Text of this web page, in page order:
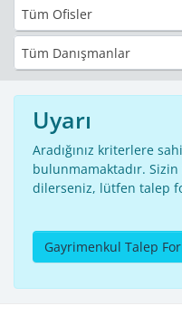
Tüm Ofisler
Tüm Danışmanlar
Uyarı
Aradığınız kriterlere
bulunmamaktadır. Sizin
dilerseniz, lütfen talep
Gayrimenkul Talep